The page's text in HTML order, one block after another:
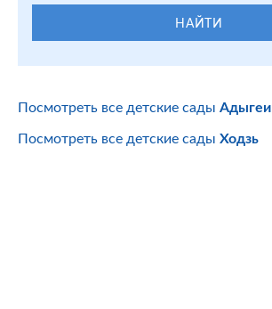
НАЙТИ
Посмотреть все детские сады Адыгеи
Посмотреть все детские сады Ходзь